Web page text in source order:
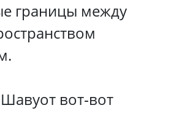
границы между
вот‑вот